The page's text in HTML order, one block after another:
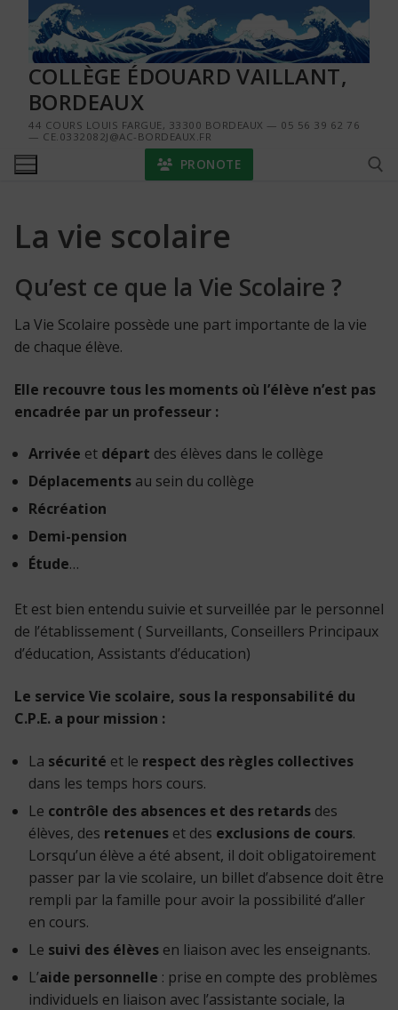
contenu
COLLÈGE ÉDOUARD VAILLANT,
BORDEAUX
44 COURS LOUIS FARGUE, 33300 BORDEAUX — 05 56 39 62 76
— CE.0332082J@AC-BORDEAUX.FR
PRONOTE
Rechercher :
La vie scolaire
Qu’est ce que la Vie Scolaire ?
La Vie Scolaire possède une part importante de la vie
de chaque élève.
Elle recouvre tous les moments où l’élève n’est pas
encadrée par un professeur :
Arrivée et départ des élèves dans le collège
Déplacements au sein du collège
Récréation
Demi-pension
Étude…
Et est bien entendu suivie et surveillée par le personnel
de l’établissement ( Surveillants, Conseillers Principaux
d’éducation, Assistants d’éducation)
Le service Vie scolaire, sous la responsabilité du
C.P.E. a pour mission :
La sécurité et le respect des règles collectives
dans les temps hors cours.
Le contrôle des absences et des retards des
élèves, des retenues et des exclusions de cours.
Lorsqu’un élève a été absent, il doit obligatoirement
passer par la vie scolaire, un billet d’absence doit être
rempli par la famille pour avoir la possibilité d’aller
en cours.
Le suivi des élèves en liaison avec les enseignants.
L’aide personnelle : prise en compte des problèmes
individuels en liaison avec l’assistante sociale, la